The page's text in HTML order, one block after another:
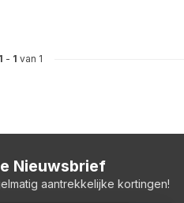
1 - 1 van 1
Nieuwsbrief
aantrekkelijke kortingen!